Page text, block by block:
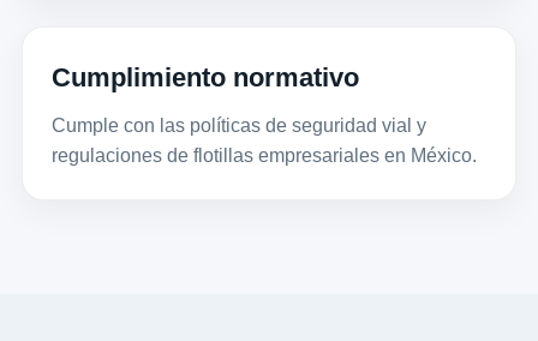
Cumplimiento normativo
Cumple con las políticas de seguridad vial y
regulaciones de flotillas empresariales en México.